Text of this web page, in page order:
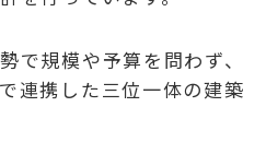
で規模や予算を問わず、
連携した三位一体の建築